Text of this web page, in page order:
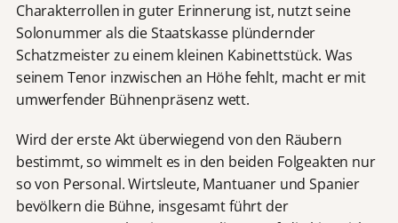
Charakterrollen in guter Erinnerung ist, nutzt seine
Solonummer als die Staatskasse plündernder
Schatzmeister zu einem kleinen Kabinettstück. Was
seinem Tenor inzwischen an Höhe fehlt, macht er mit
umwerfender Bühnenpräsenz wett.
Wird der erste Akt überwiegend von den Räubern
bestimmt, so wimmelt es in den beiden Folgeakten nur
so von Personal. Wirtsleute, Mantuaner und Spanier
bevölkern die Bühne, insgesamt führt der